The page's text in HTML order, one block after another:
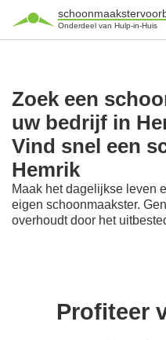
Onderdeel van Hulp-in-Huis
Zoek een
uw bedrijf in
Vind snel een
Hemrik
Maak het dagelijkse leven
eigen schoonmaakster.
overhoudt door het
Profiteer